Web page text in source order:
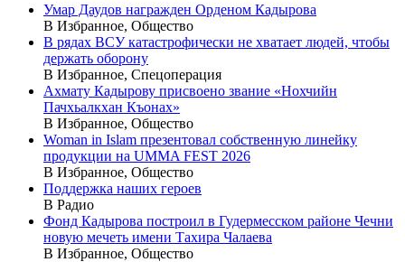
Умар Даудов награжден Орденом Кадырова
В Избранное, Общество
В рядах ВСУ катастрофически не хватает людей, чтобы
держать оборону
В Избранное, Спецоперация
Ахмату Кадырову присвоено звание «Нохчийн
Пачхьалкхан Къонах»
В Избранное, Общество
Woman in Islam презентовал собственную линейку
продукции на UMMA FEST 2026
В Избранное, Общество
Поддержка наших героев
В Радио
Фонд Кадырова построил в Гудермесском районе Чечни
новую мечеть имени Тахира Чалаева
В Избранное, Общество